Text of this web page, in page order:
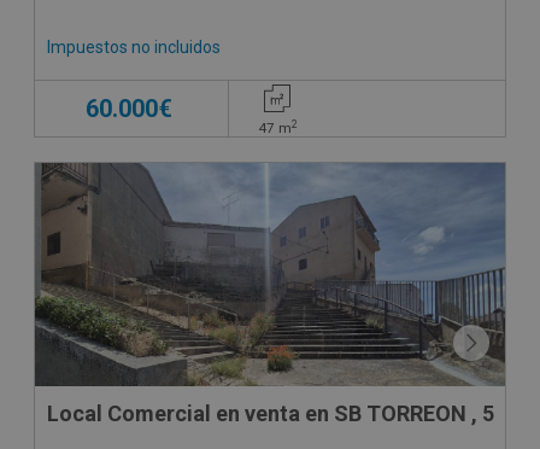
Impuestos no incluidos
60.000€
47 m2
Local Comercial en venta en SB TORREON , 5